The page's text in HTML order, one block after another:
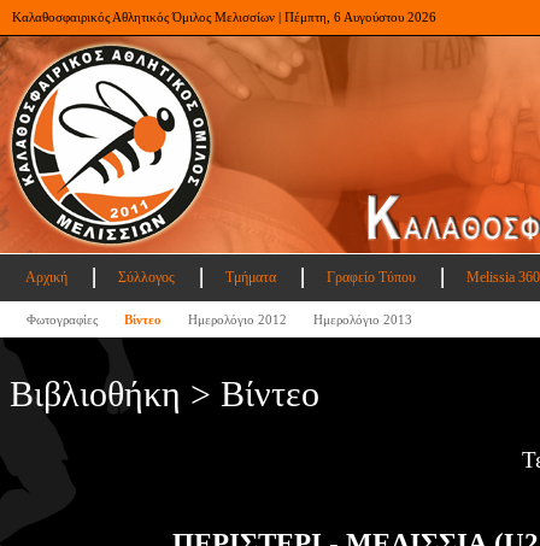
Καλαθοσφαιρικός Αθλητικός Όμιλος Μελισσίων | Πέμπτη, 6 Αυγούστου 2026
Αρχική Σύλλογος Τμήματα Γραφείο Τύπου Melissia
Φωτογραφίες Βίντεο Ημερολόγιο 2012 Ημερολόγιο 2013
Βιβλιοθήκη > Βίντεο